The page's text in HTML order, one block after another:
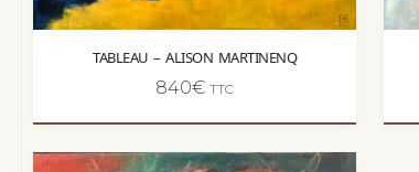
TABLEAU – ALISON MARTINENQ
840€ TTC